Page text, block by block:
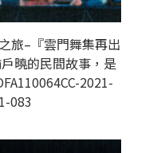
旅–『雲門舞集再出
曉的民間故事，是
2021-
083